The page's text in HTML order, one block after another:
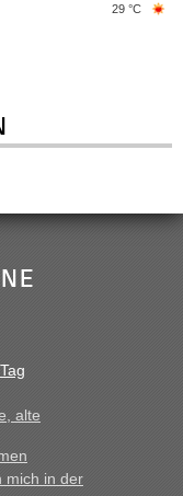
29 °C
Tag
alte
mich in der